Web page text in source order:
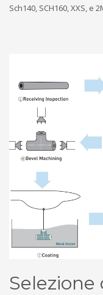
Sch140, SCH160, XXS, e